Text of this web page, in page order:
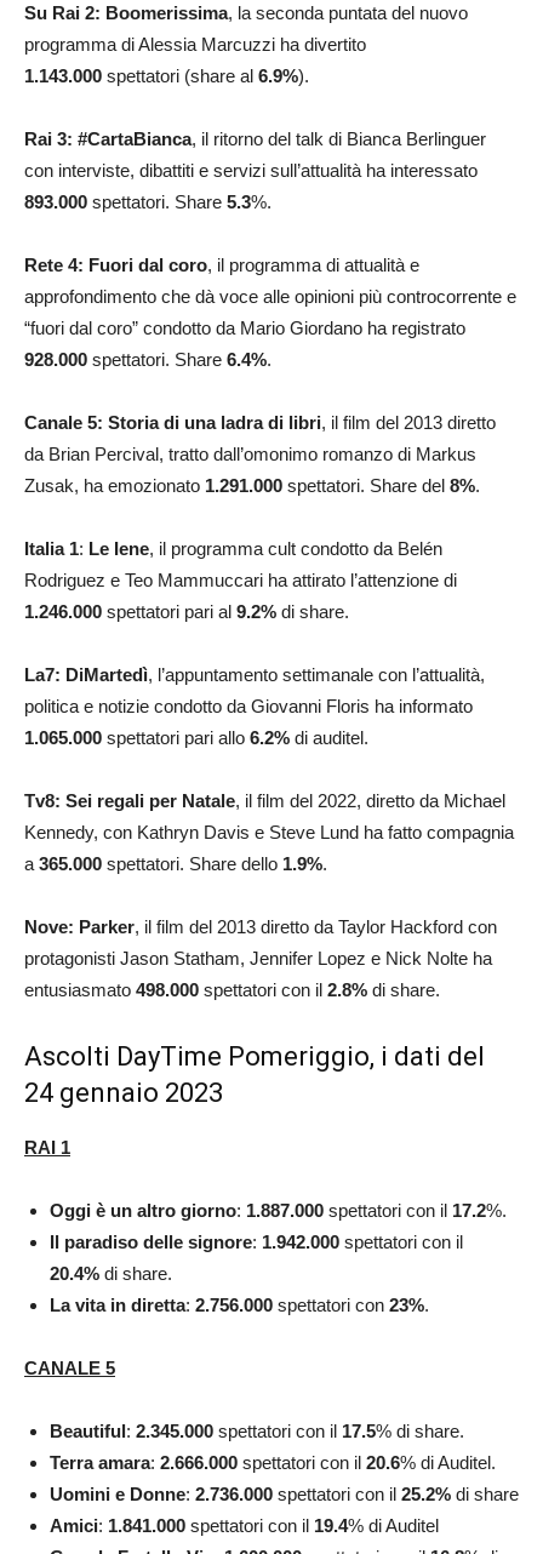
Su Rai 2: Boomerissima, la seconda puntata del nuovo
programma di Alessia Marcuzzi ha divertito
1.143.000 spettatori (share al 6.9%).
Rai 3: #CartaBianca, il ritorno del talk di Bianca Berlinguer
con interviste, dibattiti e servizi sull’attualità ha interessato
893.000 spettatori. Share 5.3%.
Rete 4: Fuori dal coro, il programma di attualità e
approfondimento che dà voce alle opinioni più controcorrente e
“fuori dal coro” condotto da Mario Giordano ha registrato
928.000 spettatori. Share 6.4%.
Canale 5: Storia di una ladra di libri, il film del 2013 diretto
da Brian Percival, tratto dall’omonimo romanzo di Markus
Zusak, ha emozionato 1.291.000 spettatori. Share del 8%.
Italia 1: Le Iene, il programma cult condotto da Belén
Rodriguez e Teo Mammuccari ha attirato l’attenzione di
1.246.000 spettatori pari al 9.2% di share.
La7: DiMartedì, l’appuntamento settimanale con l’attualità,
politica e notizie condotto da Giovanni Floris ha informato
1.065.000 spettatori pari allo 6.2% di auditel.
Tv8: Sei regali per Natale, il film del 2022, diretto da Michael
Kennedy, con Kathryn Davis e Steve Lund ha fatto compagnia
a 365.000 spettatori. Share dello 1.9%.
Nove: Parker, il film del 2013 diretto da Taylor Hackford con
protagonisti Jason Statham, Jennifer Lopez e Nick Nolte ha
entusiasmato 498.000 spettatori con il 2.8% di share.
Ascolti DayTime Pomeriggio, i dati del
24 gennaio 2023
RAI 1
Oggi è un altro giorno: 1.887.000 spettatori con il 17.2%.
Il paradiso delle signore: 1.942.000 spettatori con il
20.4% di share.
La vita in diretta: 2.756.000 spettatori con 23%.
CANALE 5
Beautiful: 2.345.000 spettatori con il 17.5% di share.
Terra amara: 2.666.000 spettatori con il 20.6% di Auditel.
Uomini e Donne: 2.736.000 spettatori con il 25.2% di share
Amici: 1.841.000 spettatori con il 19.4% di Auditel